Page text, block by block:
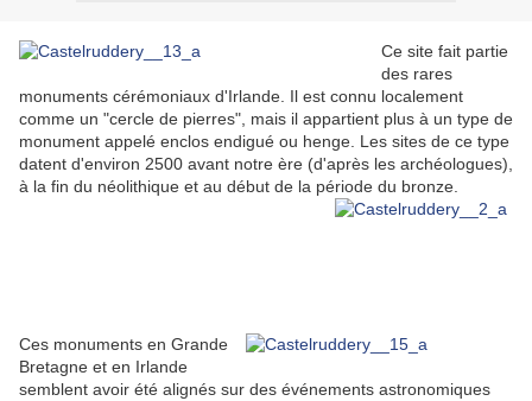
Ce site fait partie
des rares
monuments cérémoniaux d'Irlande. Il est connu localement
comme un "cercle de pierres", mais il appartient plus à un type de
monument appelé enclos endigué ou henge. Les sites de ce type
datent d'environ 2500 avant notre ère (d'après les archéologues),
à la fin du néolithique et au début de la période du bronze.
Ces monuments en Grande
Bretagne et en Irlande
semblent avoir été alignés sur des événements astronomiques